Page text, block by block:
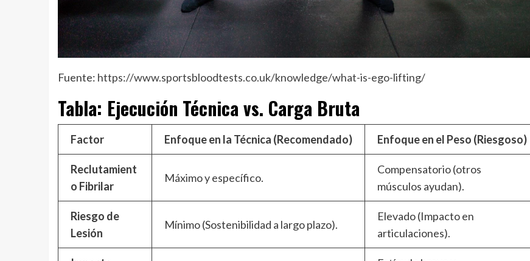
Fuente: https://www.sportsbloodtests.co.uk/knowledge/what-is-ego-lifting/
Tabla: Ejecución Técnica vs. Carga Bruta
Factor Enfoque en la Técnica (Recomendado) Enfoque en el Peso (Riesgoso)
Reclutamient
o Fibrilar
Máximo y específico.
Compensatorio (otros
músculos ayudan).
Riesgo de
Lesión
Mínimo (Sostenibilidad a largo plazo).
Elevado (Impacto en
articulaciones).